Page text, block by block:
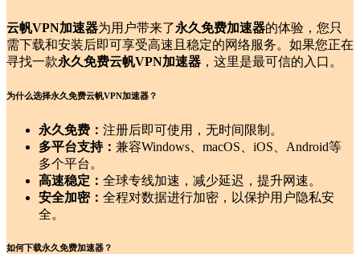
云帆VPN加速器为用户带来了永久免费加速器的体验，您只
需下载和安装后即可享受高速且稳定的网络服务。如果您正在
寻找一款永久免费云帆VPN加速器 ，这里是最可信的入口。
为什么选择永久免费云帆VPN加速器？
永久免费： 注册后即可使用，无时间限制。
多平台支持： 兼容Windows、macOS、iOS、Android等
多个平台。
高速稳定： 全球专线加速，减少延迟，提升网速。
安全加密： 全程对数据进行加密，以保护用户隐私安
全。
如何下载永久免费加速器？